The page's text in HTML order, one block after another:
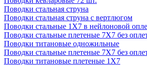
Поводки стальная струна
Поводки стальная струна с вертлюгом
Поводки стальные 1X7 в нейлоновой
Поводки стальные плетеные 7X7 без
Поводки титановые одножильные
Поводки стальные плетеные 7X7 без
Поводки титановые плетеные 1X7